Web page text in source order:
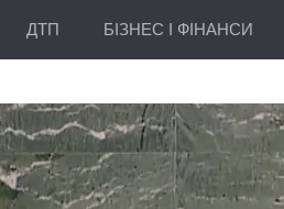
ДТП БІЗНЕС І ФІНАНСИ